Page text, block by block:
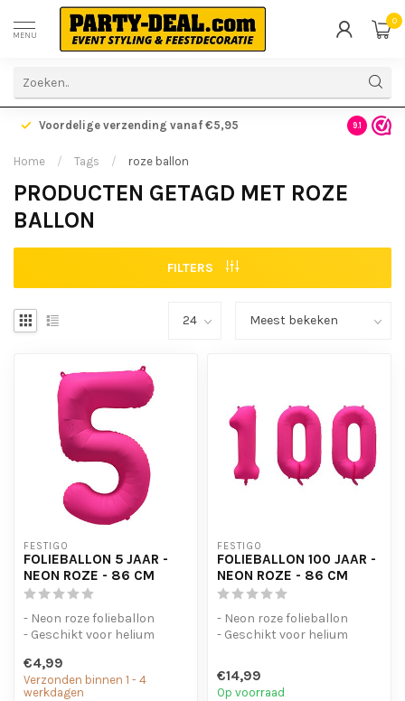
MENU
0
Voordelige verzending vanaf €5,95 Gratis
9.1
Home / Tags / roze ballon
PRODUCTEN GETAGD MET ROZE
BALLON
FILTERS
FESTIGO
FOLIEBALLON 5 JAAR -
NEON ROZE - 86 CM
- Neon roze folieballon
- Geschikt voor helium
op te...
€4,99
Verzonden binnen 1 - 4
werkdagen
FESTIGO
FOLIEBALLON 100 JAAR -
NEON ROZE - 86 CM
- Neon roze folieballon
- Geschikt voor helium
€14,99
Op voorraad